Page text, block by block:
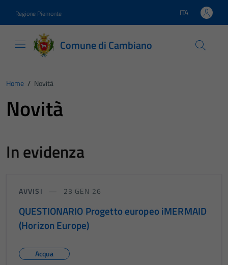
Regione Piemonte Lingua attiva:
ITA
Comune di Cambiano
Home / Novità
Novità
In evidenza
AVVISI 23 GEN 26
QUESTIONARIO Progetto europeo iMERMAID
(Horizon Europe)
Acqua